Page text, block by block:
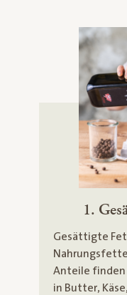
1.
Gesättigte
Anteile finden
in Butter,